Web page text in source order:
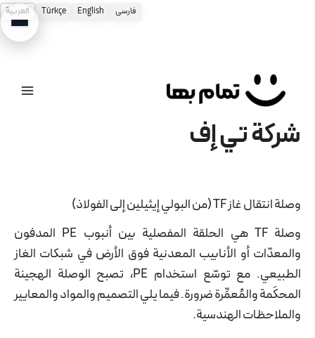
العربية Türkçe English فارسی
شركة تي إف
وصلة انتقال غاز TF (من البولي إيثيلين إلى الفولاذ)
وصلة TF هي الحلقة المفصلية بين أنبوب PE المدفون
والمعدّات أو الأنابيب المعدنية فوق الأرض في شبكات الغاز
الطبيعي. مع توسّع استخدام PE، تصبح الوصلة الهجينة
المحكَمة والمُعمِّرة ضرورة. فيما يلي التصميم والمواد والمعايير
والملاحظات الهندسية.